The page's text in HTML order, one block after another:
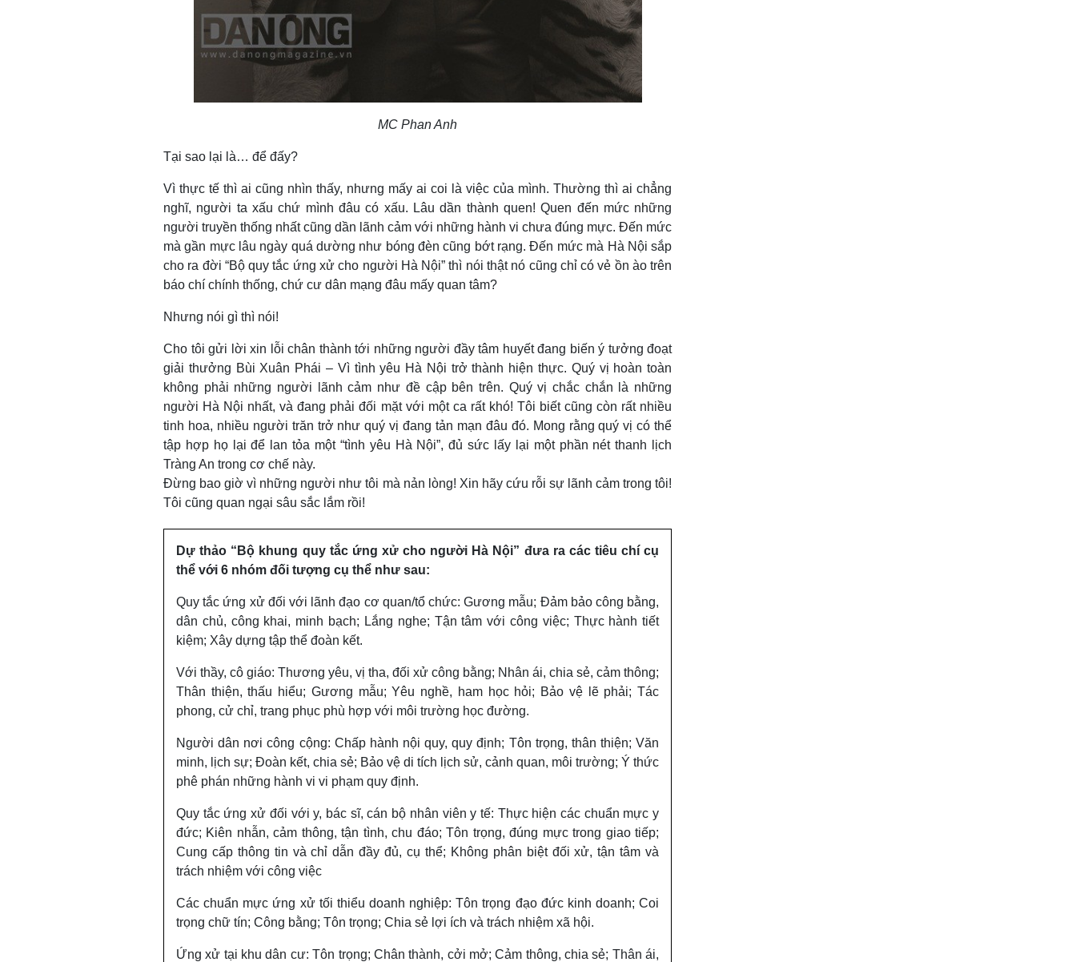
MC Phan Anh
Tại sao lại là… để đấy?
Vì thực tế thì ai cũng nhìn thấy, nhưng mấy ai coi là việc của mình. Thường thì ai chẳng
nghĩ, người ta xấu chứ mình đâu có xấu. Lâu dần thành quen! Quen đến mức những
người truyền thống nhất cũng dần lãnh cảm với những hành vi chưa đúng mực. Đến mức
mà gần mực lâu ngày quá dường như bóng đèn cũng bớt rạng. Đến mức mà Hà Nội sắp
cho ra đời “Bộ quy tắc ứng xử cho người Hà Nội” thì nói thật nó cũng chỉ có vẻ ồn ào trên
báo chí chính thống, chứ cư dân mạng đâu mấy quan tâm?
Nhưng nói gì thì nói!
Cho tôi gửi lời xin lỗi chân thành tới những người đầy tâm huyết đang biến ý tưởng đoạt
giải thưởng Bùi Xuân Phái – Vì tình yêu Hà Nội trở thành hiện thực. Quý vị hoàn toàn
không phải những người lãnh cảm như đề cập bên trên. Quý vị chắc chắn là những
người Hà Nội nhất, và đang phải đối mặt với một ca rất khó! Tôi biết cũng còn rất nhiều
tinh hoa, nhiều người trăn trở như quý vị đang tản mạn đâu đó. Mong rằng quý vị có thể
tập hợp họ lại để lan tỏa một “tình yêu Hà Nội”, đủ sức lấy lại một phần nét thanh lịch
Tràng An trong cơ chế này.
Đừng bao giờ vì những người như tôi mà nản lòng! Xin hãy cứu rỗi sự lãnh cảm trong tôi!
Tôi cũng quan ngại sâu sắc lắm rồi!
Dự thảo “Bộ khung quy tắc ứng xử cho người Hà Nội” đưa ra các tiêu chí cụ
thể với 6 nhóm đối tượng cụ thể như sau:
Quy tắc ứng xử đối với lãnh đạo cơ quan/tổ chức: Gương mẫu; Đảm bảo công bằng,
dân chủ, công khai, minh bạch; Lắng nghe; Tận tâm với công việc; Thực hành tiết
kiệm; Xây dựng tập thể đoàn kết.
Với thầy, cô giáo: Thương yêu, vị tha, đối xử công bằng; Nhân ái, chia sẻ, cảm thông;
Thân thiện, thấu hiểu; Gương mẫu; Yêu nghề, ham học hỏi; Bảo vệ lẽ phải; Tác
phong, cử chỉ, trang phục phù hợp với môi trường học đường.
Người dân nơi công cộng: Chấp hành nội quy, quy định; Tôn trọng, thân thiện; Văn
minh, lịch sự; Đoàn kết, chia sẻ; Bảo vệ di tích lịch sử, cảnh quan, môi trường; Ý thức
phê phán những hành vi vi phạm quy định.
Quy tắc ứng xử đối với y, bác sĩ, cán bộ nhân viên y tế: Thực hiện các chuẩn mực y
đức; Kiên nhẫn, cảm thông, tận tình, chu đáo; Tôn trọng, đúng mực trong giao tiếp;
Cung cấp thông tin và chỉ dẫn đầy đủ, cụ thể; Không phân biệt đối xử, tận tâm và
trách nhiệm với công việc
Các chuẩn mực ứng xử tối thiểu doanh nghiệp: Tôn trọng đạo đức kinh doanh; Coi
trọng chữ tín; Công bằng; Tôn trọng; Chia sẻ lợi ích và trách nhiệm xã hội.
Ứng xử tại khu dân cư: Tôn trọng; Chân thành, cởi mở; Cảm thông, chia sẻ; Thân ái,